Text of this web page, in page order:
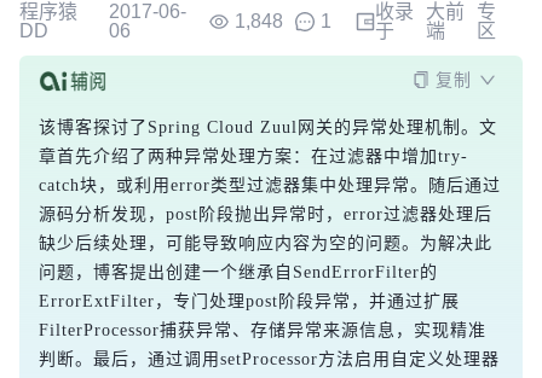
程序猿
DD
2017-06-
06
1,848 1
收录
于
大前
端
专
区
复制
该博客探讨了Spring Cloud Zuul网关的异常处理机制。文
章首先介绍了两种异常处理方案：在过滤器中增加try-
catch块，或利用error类型过滤器集中处理异常。随后通过
源码分析发现，post阶段抛出异常时，error过滤器处理后
缺少后续处理，可能导致响应内容为空的问题。为解决此
问题，博客提出创建一个继承自SendErrorFilter的
ErrorExtFilter，专门处理post阶段异常，并通过扩展
FilterProcessor捕获异常、存储异常来源信息，实现精准
判断。最后，通过调用setProcessor方法启用自定义处理器